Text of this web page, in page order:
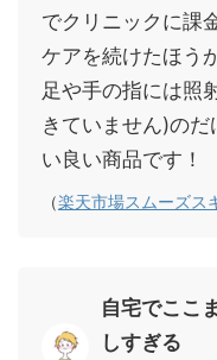
でクリニックに課
ケアを続けたほう
足や手の指には照
きていません)の
い良い商品です！
（楽天市場スムーズス
自宅でここ
しすぎる